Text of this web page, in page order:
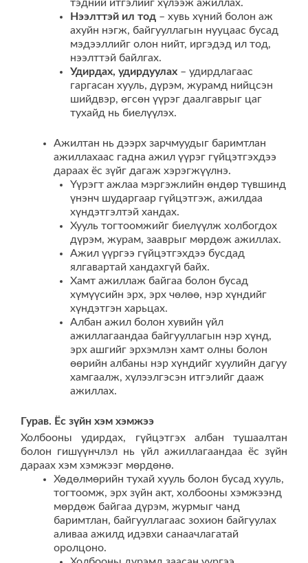
тэдний итгэлийг хүлээж ажиллах.
Нээлттэй ил тод – хувь хүний болон аж
ахуйн нэгж, байгууллагын нууцаас бусад
мэдээллийг олон нийт, иргэдэд ил тод,
нээлттэй байлгах.
Удирдах, удирдуулах – удирдлагаас
гаргасан хууль, дүрэм, журамд нийцсэн
шийдвэр, өгсөн үүрэг даалгаврыг цаг
тухайд нь биелүүлэх.
Ажилтан нь дээрх зарчмуудыг баримтлан
ажиллахаас гадна ажил үүрэг гүйцэтгэхдээ
дараах ёс зүйг дагаж хэрэгжүүлнэ.
Үүрэгт ажлаа мэргэжлийн өндөр түвшинд
үнэнч шударгаар гүйцэтгэж, ажилдаа
хүндэтгэлтэй хандах.
Хууль тогтоомжийг биелүүлж холбогдох
дүрэм, журам, зааврыг мөрдөж ажиллах.
Ажил үүргээ гүйцэтгэхдээ бусдад
ялгавартай хандахгүй байх.
Хамт ажиллаж байгаа болон бусад
хүмүүсийн эрх, эрх чөлөө, нэр хүндийг
хүндэтгэн харьцах.
Албан ажил болон хувийн үйл
ажиллагаандаа байгууллагын нэр хүнд,
эрх ашгийг эрхэмлэн хамт олны болон
өөрийн албаны нэр хүндийг хуулийн дагуу
хамгаалж, хүлээлгэсэн итгэлийг дааж
ажиллах.
Гурав. Ёс зүйн хэм хэмжээ
Холбооны удирдах, гүйцэтгэх албан тушаалтан
болон гишүүнчлэл нь үйл ажиллагаандаа ёс зүйн
дараах хэм хэмжээг мөрдөнө.
Хөдөлмөрийн тухай хууль болон бусад хууль,
тогтоомж, эрх зүйн акт, холбооны хэмжээнд
мөрдөж байгаа дүрэм, журмыг чанд
баримтлан, байгууллагаас зохион байгуулах
аливаа ажилд идэвхи санаачлагатай
оролцоно.